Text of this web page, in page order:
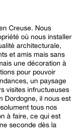
Creuse. Nous
où nous installer
architecturale,
et amis mais sans
une décoration à
pour pouvoir
un paysage
visites infructueuses
Dordogne, il nous est
tous nos
à faire, ce qui est
seconde dès la